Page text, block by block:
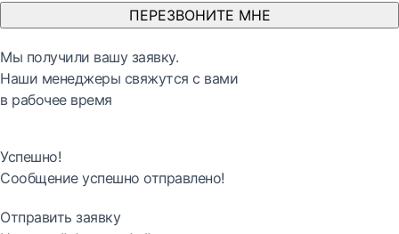
ПЕРЕЗВОНИТЕ МНЕ
Мы получили вашу заявку.
Наши менеджеры свяжутся с вами
в рабочее время
Успешно!
Сообщение успешно отправлено!
Отправить заявку